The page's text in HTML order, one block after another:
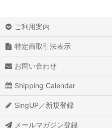
ご利用案内
特定商取引法表示
お問い合わせ
Shipping Calendar
SingUP／新規登録
メールマガジン登録